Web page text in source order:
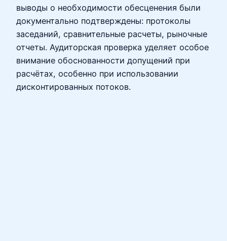
выводы о необходимости обесценения были
документально подтверждены: протоколы
заседаний, сравнительные расчеты, рыночные
отчеты. Аудиторская проверка уделяет особое
внимание обоснованности допущений при
расчётах, особенно при использовании
дисконтированных потоков.